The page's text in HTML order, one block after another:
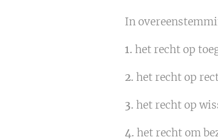
In
1. het recht op
2. het recht op
3. het recht op
4. het recht om